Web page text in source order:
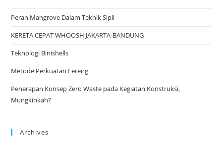
Peran Mangrove Dalam Teknik Sipil
KERETA CEPAT WHOOSH JAKARTA-BANDUNG
Teknologi Binishells
Metode Perkuatan Lereng
Penerapan Konsep Zero Waste pada Kegiatan Konstruksi,
Mungkinkah?
Archives